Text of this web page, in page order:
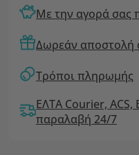
Με την αγορά σας
Δωρεάν αποστολή
Τρόποι πληρωμής
ΕΛΤΑ Courier,
παραλαβή 24/7